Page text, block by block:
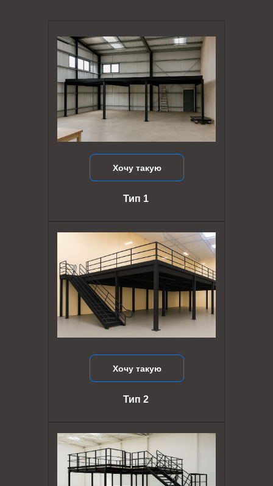
Хочу такую
Тип 2
Хочу такую
Тип 1